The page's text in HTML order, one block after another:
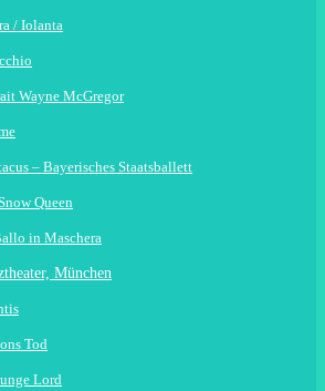
/ Iolanta
Wayne McGregor
– Bayerisches Staatsballett
Queen
in Maschera
München
Tod
Lord